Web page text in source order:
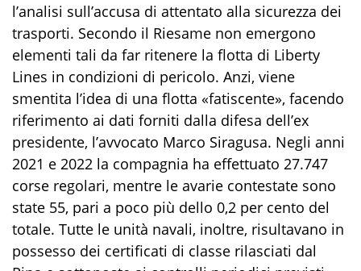
l’analisi sull’accusa di attentato alla sicurezza dei
trasporti. Secondo il Riesame non emergono
elementi tali da far ritenere la flotta di Liberty
Lines in condizioni di pericolo. Anzi, viene
smentita l’idea di una flotta «fatiscente», facendo
riferimento ai dati forniti dalla difesa dell’ex
presidente, l’avvocato Marco Siragusa. Negli anni
2021 e 2022 la compagnia ha effettuato 27.747
corse regolari, mentre le avarie contestate sono
state 55, pari a poco più dello 0,2 per cento del
totale. Tutte le unità navali, inoltre, risultavano in
possesso dei certificati di classe rilasciati dal